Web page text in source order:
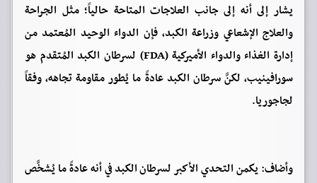
يشار إلى أنه إلى جانب العلاجات المتاحة حالياً؛ مثل الجراحة
والعلاج الإشعاعي وزراعة الكبد، فإن الدواء الوحيد المُعتمد من
إدارة الغذاء والدواء الأميركية (FDA) لسرطان الكبد المُتقدم هو
سورافينيب، لكنَّ سرطان الكبد عادةً ما يُطور مقاومة تجاهه، وفقاً
لجاجوريا.
وأضاف: يكمن التحدي الأكبر لسرطان الكبد في أنه عادةً ما يُشخَّص